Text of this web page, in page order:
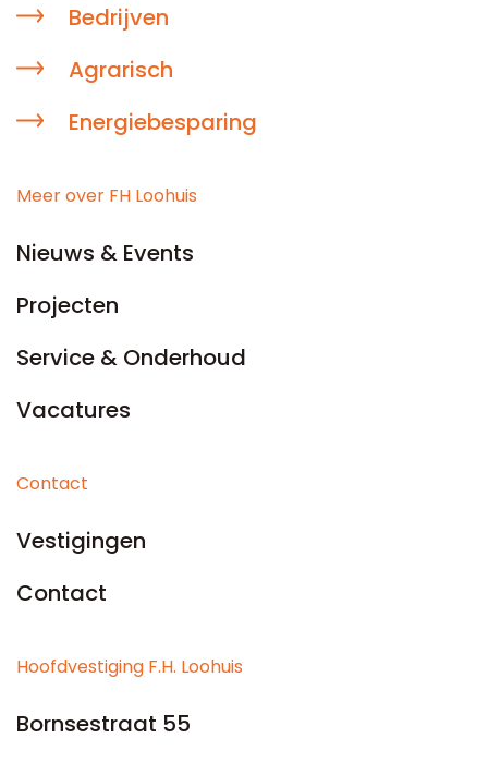
Bedrijven
Agrarisch
Energiebesparing
Meer over FH Loohuis
Nieuws & Events
Projecten
Service & Onderhoud
Vacatures
Contact
Vestigingen
Contact
Hoofdvestiging F.H. Loohuis
Bornsestraat 55